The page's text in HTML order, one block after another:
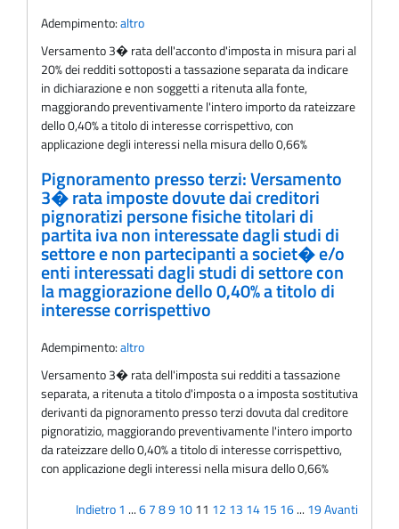
Adempimento:altro
Versamento 3� rata dell'acconto d'imposta in misura pari al
20% dei redditi sottoposti a tassazione separata da indicare
in dichiarazione e non soggetti a ritenuta alla fonte,
maggiorando preventivamente l'intero importo da rateizzare
dello 0,40% a titolo di interesse corrispettivo, con
applicazione degli interessi nella misura dello 0,66%
Pignoramento presso terzi: Versamento
3� rata imposte dovute dai creditori
pignoratizi persone fisiche titolari di
partita iva non interessate dagli studi di
settore e non partecipanti a societ� e/o
enti interessati dagli studi di settore con
la maggiorazione dello 0,40% a titolo di
interesse corrispettivo
Adempimento:altro
Versamento 3� rata dell'imposta sui redditi a tassazione
separata, a ritenuta a titolo d'imposta o a imposta sostitutiva
derivanti da pignoramento presso terzi dovuta dal creditore
pignoratizio, maggiorando preventivamente l'intero importo
da rateizzare dello 0,40% a titolo di interesse corrispettivo,
con applicazione degli interessi nella misura dello 0,66%
Indietro1 ...67891011 12 13 1415 16... 19Avanti